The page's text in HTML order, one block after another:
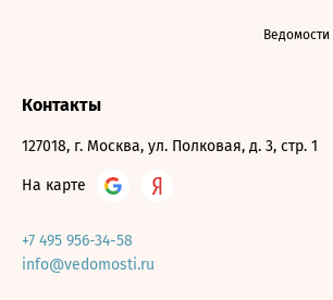
Контакты
127018, г. Москва, ул. Полковая, д. 3, стр. 1
На карте
+7 495 956-34-58
info@vedomosti.ru